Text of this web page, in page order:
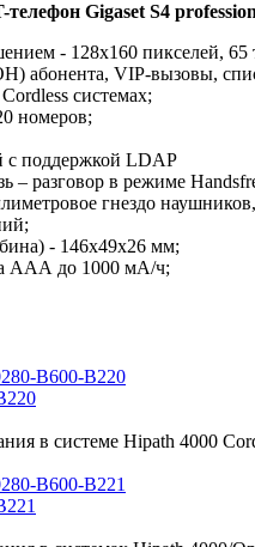
телефон Gigaset S4
- 128x160 пикселей, 65
абонента, VIP-вызовы,
системах;
номеров;
с поддержкой LDAP
– разговор в режиме
гнездо
- 146x49x26 мм;
ААА до 1000 мА/ч;
в системе Hipath 4000